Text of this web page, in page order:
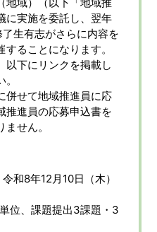
に実施を委託し、翌年
生有志がさらに内容を
ることになります。
下にリンクを掲載し
せて地域推進員に応
推進員の応募申込書を
せん。
和8年12月10日（木）
位、課題提出3課題・3